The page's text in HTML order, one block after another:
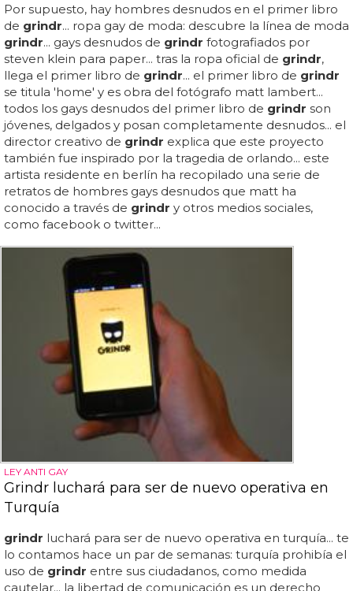
Por supuesto, hay hombres desnudos en el primer libro
de grindr... ropa gay de moda: descubre la línea de moda
grindr... gays desnudos de grindr fotografiados por
steven klein para paper... tras la ropa oficial de grindr,
llega el primer libro de grindr... el primer libro de grindr
se titula 'home' y es obra del fotógrafo matt lambert...
todos los gays desnudos del primer libro de grindr son
jóvenes, delgados y posan completamente desnudos... el
director creativo de grindr explica que este proyecto
también fue inspirado por la tragedia de orlando... este
artista residente en berlín ha recopilado una serie de
retratos de hombres gays desnudos que matt ha
conocido a través de grindr y otros medios sociales,
como facebook o twitter...
LEY ANTI GAY
Grindr luchará para ser de nuevo operativa en
Turquía
grindr luchará para ser de nuevo operativa en turquía... te
lo contamos hace un par de semanas: turquía prohibía el
uso de grindr entre sus ciudadanos, como medida
cautelar... la libertad de comunicación es un derecho